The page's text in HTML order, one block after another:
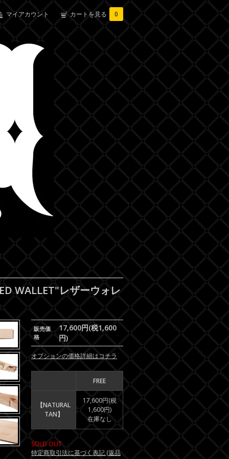
マイアカウント カートを見る 0
WALLET"レザーウォレ
販売価
格
17,600円(税1,600
円)
オプションの価格詳細はコチラ
FREE
【NATURAL
TAN】
17,600円(税
1,600円)
在庫なし
SOLD OUT
特定商取引法に基づく表記 (返品